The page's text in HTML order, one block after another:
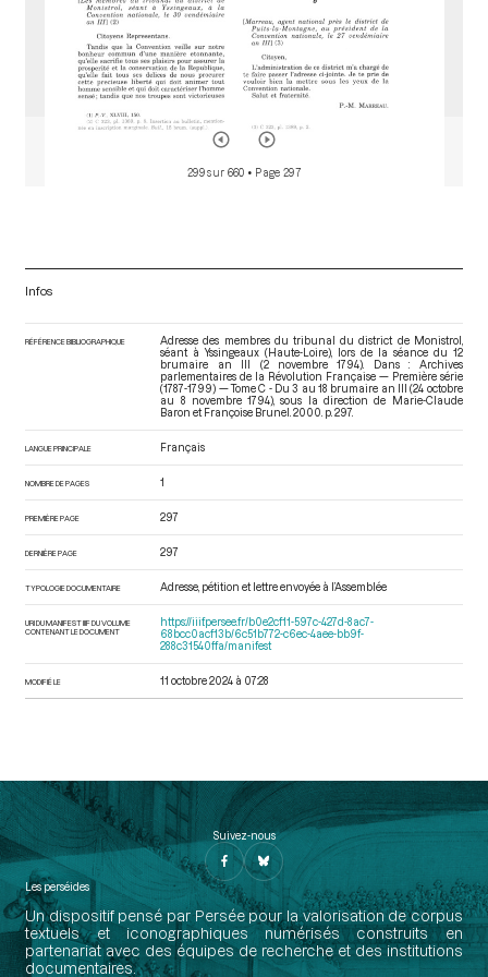
299 sur 660 • Page 297
Infos
RÉFÉRENCE BIBLIOGRAPHIQUE
Adresse des membres du tribunal du district de Monistrol,
séant à Yssingeaux (Haute-Loire), lors de la séance du 12
brumaire an III (2 novembre 1794). Dans : Archives
parlementaires de la Révolution Française — Première série
(1787-1799) — Tome C - Du 3 au 18 brumaire an III (24 octobre
au 8 novembre 1794) , sous la direction de Marie-Claude
Baron et Françoise Brunel. 2000. p. 297.
LANGUE PRINCIPALE Français
NOMBRE DE PAGES 1
PREMIÈRE PAGE 297
DERNIÈRE PAGE 297
TYPOLOGIE DOCUMENTAIRE Adresse, pétition et lettre envoyée à l’Assemblée
URI DU MANIFEST IIIF DU VOLUME
CONTENANT LE DOCUMENT
https://iiif.persee.fr/b0e2cf11-597c-427d-8ac7-
68bcc0acf13b/6c51b772-c6ec-4aee-bb9f-
288c31540ffa/manifest
MODIFIÉ LE 11 octobre 2024 à 07:28
Suivez-nous
Les perséides
Un dispositif pensé par Persée pour la valorisation de corpus
textuels et iconographiques numérisés construits en
partenariat avec des équipes de recherche et des institutions
documentaires.